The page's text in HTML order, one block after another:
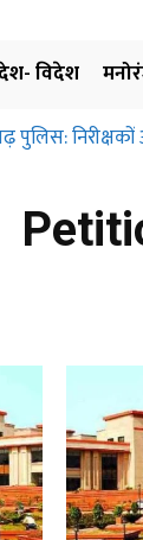
विदेश
पुलिस: